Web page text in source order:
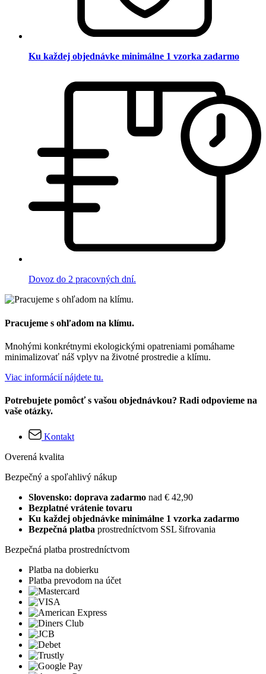
Ku každej objednávke minimálne 1 vzorka zadarmo
Dovoz do 2 pracovných dní.
Pracujeme s ohľadom na klímu.
Mnohými konkrétnymi ekologickými opatreniami pomáhame
minimalizovať náš vplyv na životné prostredie a klímu.
Viac informácií nájdete tu.
Potrebujete pomôcť s vašou objednávkou? Radi odpovieme na
vaše otázky.
Kontakt
Overená kvalita
Bezpečný a spoľahlivý nákup
Slovensko: doprava zadarmo nad € 42,90
Bezplatné vrátenie tovaru
Ku každej objednávke minimálne 1 vzorka zadarmo
Bezpečná platba prostredníctvom SSL šifrovania
Bezpečná platba prostredníctvom
Platba na dobierku
Platba prevodom na účet